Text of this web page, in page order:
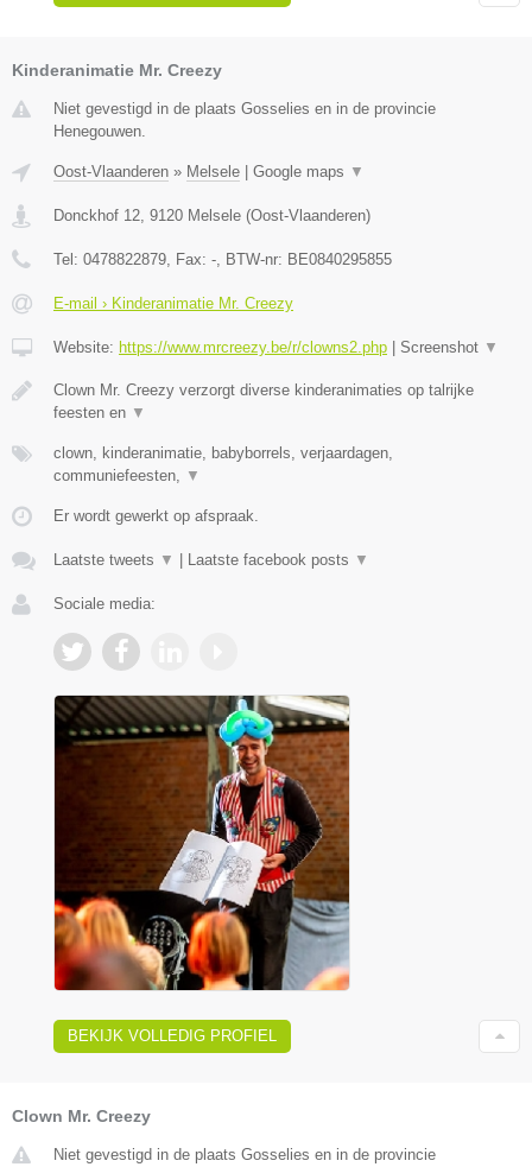
Kinderanimatie Mr. Creezy
Niet gevestigd in de plaats Gosselies en in de provincie
Henegouwen.
Oost-Vlaanderen » Melsele Google maps ▼
Donckhof 12, 9120 Melsele (Oost-Vlaanderen)
Tel: 0478822879, Fax: -, BTW-nr: BE0840295855
E-mail › Kinderanimatie Mr. Creezy
Website: https://www.mrcreezy.be/r/clowns2.php Screenshot ▼
Clown Mr. Creezy verzorgt diverse kinderanimaties op talrijke
feesten en ▼
clown, kinderanimatie, babyborrels, verjaardagen,
communiefeesten, ▼
Er wordt gewerkt op afspraak.
Laatste tweets ▼ Laatste facebook posts ▼
Sociale media:
BEKIJK VOLLEDIG PROFIEL
Clown Mr. Creezy
Niet gevestigd in de plaats Gosselies en in de provincie